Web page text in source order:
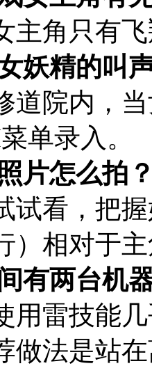
主角只有
妖精的叫
道院内，
单录入。
片怎么拍
试看，把
）相对于
有两台机
用雷技能
做法是站